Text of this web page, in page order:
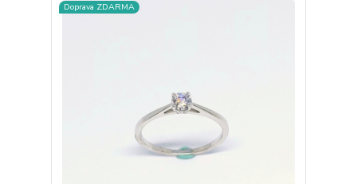
Doprava ZDARMA